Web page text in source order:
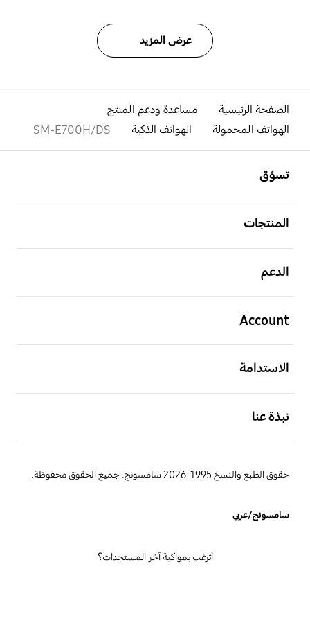
عرض المزيد
الصفحة الرئيسية
مساعدة ودعم المنتج
الهواتف المحمولة
الهواتف الذكية SM-E700H/DS
تسوّق
المنتجات
الدعم
Account
الاستدامة
نبذة عنا
حقوق الطبع والنسخ 1995-2026 سامسونج. جميع الحقوق محفوظة.
سامسونج/عربي
أترغب بمواكبة آخر المستجدات؟